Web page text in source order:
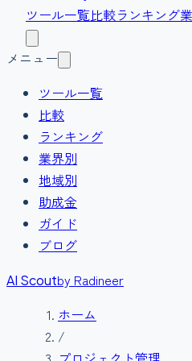
ツール一覧比較ランキング
メニュー
ツール一覧
比較
ランキング
業界別
地域別
助成金
ガイド
ブログ
AI Scoutby Radineer
ホーム
/